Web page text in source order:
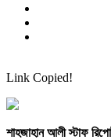
Link Copied!
শাহজাহান আলী স্টাফ